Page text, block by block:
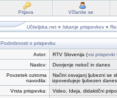
Prijava Včlanite se
Učiteljska.net » Iskanje prispevkov »
Podrobnosti o prispevku
Avtor: RTV Slovenija (vsi prispevki
Naslov:
Dvorjenje nekoč in danes
Povzetek oziroma
navodila:
Načini osvajanj ljubezni se
izpovedujejo ljubezen
Vrsta prispevka:
Video, Ideja, didaktični